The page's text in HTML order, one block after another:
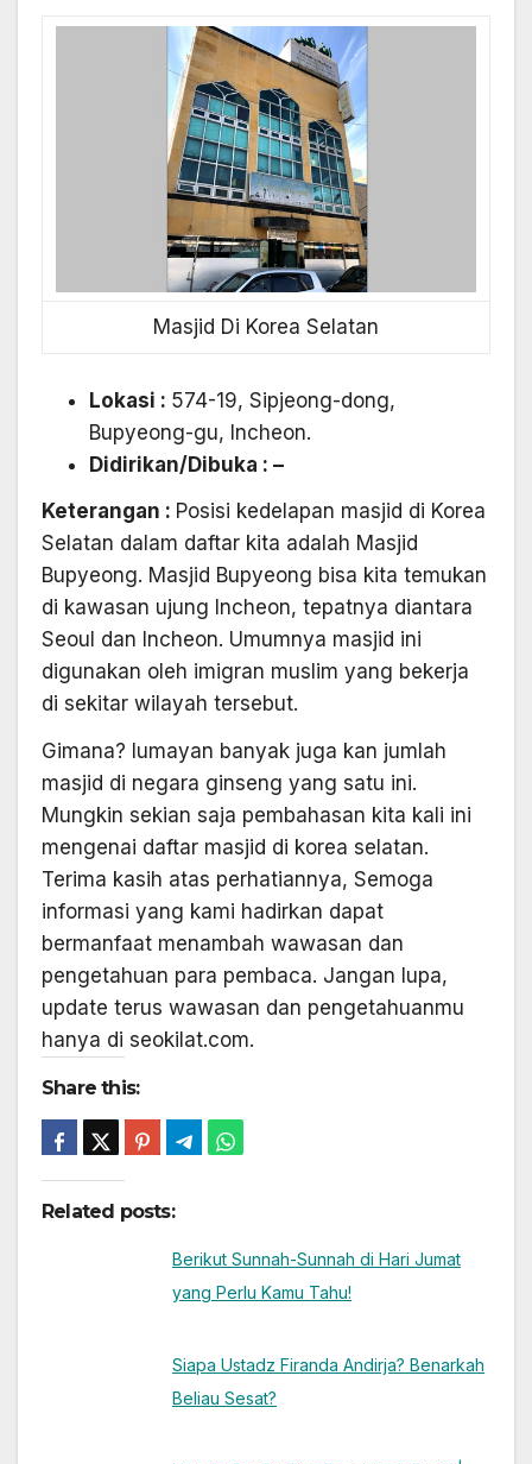
Masjid Di Korea Selatan
Lokasi : 574-19, Sipjeong-dong,
Bupyeong-gu, Incheon.
Didirikan/Dibuka : –
Keterangan : Posisi kedelapan masjid di Korea
Selatan dalam daftar kita adalah Masjid
Bupyeong. Masjid Bupyeong bisa kita temukan
di kawasan ujung Incheon, tepatnya diantara
Seoul dan Incheon. Umumnya masjid ini
digunakan oleh imigran muslim yang bekerja
di sekitar wilayah tersebut.
Gimana? lumayan banyak juga kan jumlah
masjid di negara ginseng yang satu ini.
Mungkin sekian saja pembahasan kita kali ini
mengenai daftar masjid di korea selatan.
Terima kasih atas perhatiannya, Semoga
informasi yang kami hadirkan dapat
bermanfaat menambah wawasan dan
pengetahuan para pembaca. Jangan lupa,
update terus wawasan dan pengetahuanmu
hanya di seokilat.com.
Share this:
Related posts:
Berikut Sunnah-Sunnah di Hari Jumat
yang Perlu Kamu Tahu!
Siapa Ustadz Firanda Andirja? Benarkah
Beliau Sesat?